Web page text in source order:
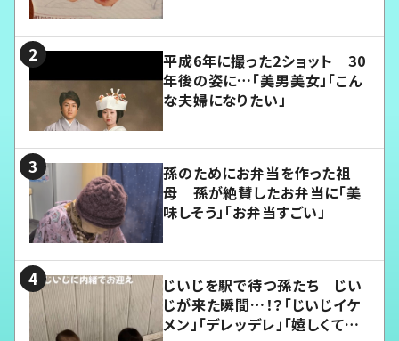
平成6年に撮った2ショット 30
年後の姿に…「美男美女」「こん
な夫婦になりたい」
孫のためにお弁当を作った祖
母 孫が絶賛したお弁当に「美
味しそう」「お弁当すごい」
じいじを駅で待つ孫たち じい
じが来た瞬間…！？「じいじイケ
メン」「デレッデレ」「嬉しくて可